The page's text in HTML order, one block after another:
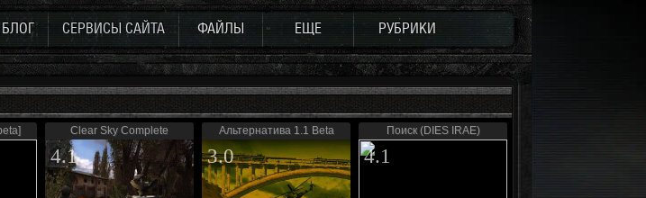
БЛОГ СЕРВИСЫ САЙТА ФАЙЛЫ ЕЩЕ РУБРИКИ
Clear Sky Complete
4.1
Альтернатива 1.1 Beta
3.0
Поиск (DIES IRAE)
4.1